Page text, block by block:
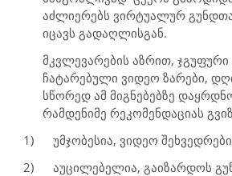
აძლიერებს ვირტუალურ
იცავს გადაღლისგან.
მკვლევარების აზრით, ჯგუფური
ჩატარებული ვიდეო ზარები,
სწორედ ამ მიგნებებზე
რამდენიმე რეკომენდაციას
1)
უმჯობესია, ვიდეო
2)
აუცილებელია, გაიზარდოს